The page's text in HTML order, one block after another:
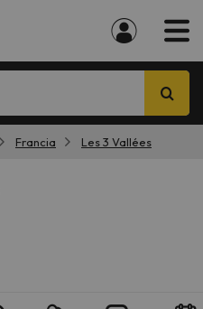
Francia Les 3 Vallées